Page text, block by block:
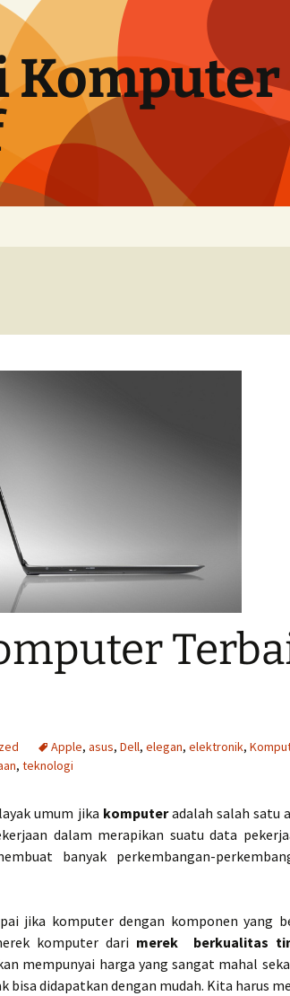
Apple, asus, Dell, elegan, elektronik,
, teknologi
umum jika komputeradalah salah satu
dalam merapikan suatu data
banyak perkembangan-
jika komputer dengan komponen yang
komputer dari merek berkualitas
mempunyai harga yang sangat mahal
bisa didapatkan dengan mudah. Kita harus